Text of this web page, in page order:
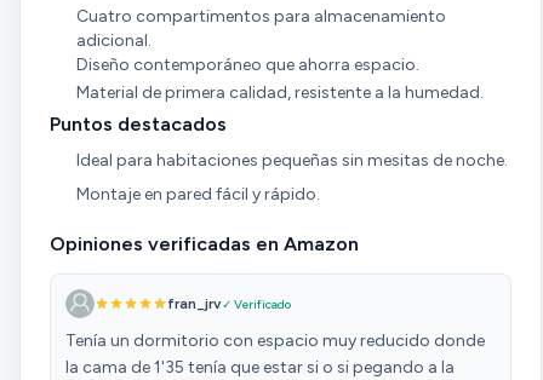
Cuatro compartimentos para almacenamiento
adicional.
Diseño contemporáneo que ahorra espacio.
Material de primera calidad, resistente a la humedad.
Puntos destacados
Ideal para habitaciones pequeñas sin mesitas de noche.
Montaje en pared fácil y rápido.
Opiniones verificadas en Amazon
fran_jrv✓ Verificado
Tenía un dormitorio con espacio muy reducido donde
la cama de 1'35 tenía que estar si o si pegando a la